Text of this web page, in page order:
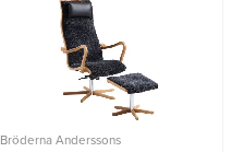
Bröderna Anderssons